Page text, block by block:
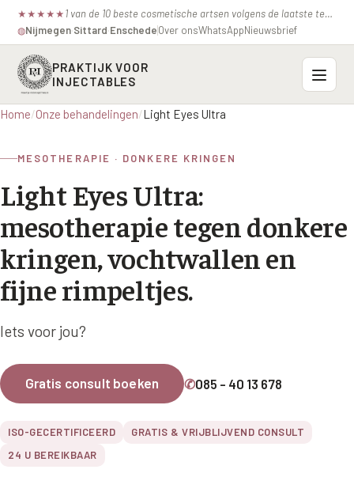
★ ★ ★ ★ ★ 1 van de 10 beste cosmetische artsen volgens de laatste test van de consumentenbond.
◍Nijmegen·Sittard·EnschedeOver onsWhatsAppNieuwsbrief
PRAKTIJK VOOR
INJECTABLES
BOVENSTE GEZICHT
Voorhoofdsrimpels
Fronsrimpel
Wenkbrauwen
Kraaienpootjes
Hangende oogleden
Traangoot en wallen
MIDDEN & MOND
INJECTABLES
Botox / anti-rimpel
Bocouture
Azzalure
Belotero
Ellansé
Juvéderm Volux
Profielen
VEROUDERING
Hangende Huid Profiel
Extreme Huidverslapping Profiel
Structuur Verlies Profiel
HORMONAAL / METABOOL
Insuline Zwelling Profiel
Prijzen
Contact
Enschede
Home/Onze behandelingen/Light Eyes Ultra
MESOTHERAPIE · DONKERE KRINGEN
Light Eyes Ultra:
mesotherapie tegen donkere
kringen, vochtwallen en
fijne rimpeltjes.
Iets voor jou?
Gratis consult boeken ✆085 - 40 13 678
ISO-GECERTIFICEERD
GRATIS & VRIJBLIJVEND CONSULT
24 U BEREIKBAAR